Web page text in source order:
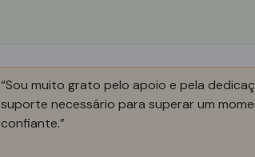
“Sou muito grato pelo apoio e pela
suporte necessário para superar um
confiante.”